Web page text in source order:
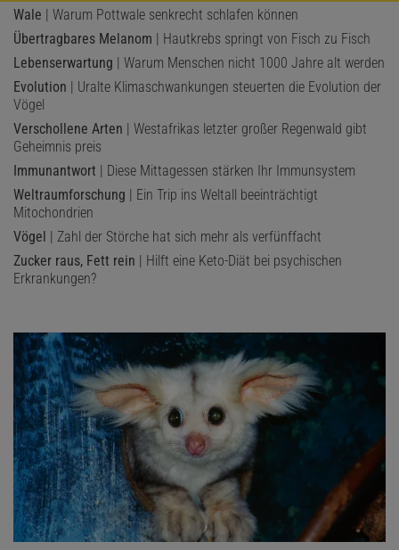
Wale | Warum Pottwale senkrecht schlafen können
Übertragbares Melanom | Hautkrebs springt von Fisch zu Fisch
Lebenserwartung | Warum Menschen nicht 1000 Jahre alt werden
Evolution | Uralte Klimaschwankungen steuerten die Evolution der
Vögel
Verschollene Arten | Westafrikas letzter großer Regenwald gibt
Geheimnis preis
Immunantwort | Diese Mittagessen stärken Ihr Immunsystem
Weltraumforschung | Ein Trip ins Weltall beeinträchtigt
Mitochondrien
Vögel | Zahl der Störche hat sich mehr als verfünffacht
Zucker raus, Fett rein | Hilft eine Keto-Diät bei psychischen
Erkrankungen?